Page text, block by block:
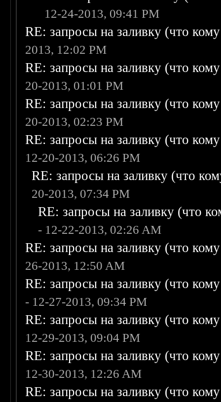
12-24-2013, 09:41 PM
RE: запросы на заливку (что
2013, 12:02 PM
RE: запросы на заливку (что
20-2013, 01:01 PM
RE: запросы на заливку (что
20-2013, 02:23 PM
RE: запросы на заливку (что
12-20-2013, 06:26 PM
RE: запросы на заливку (что
20-2013, 07:34 PM
RE: запросы на заливку (что
- 12-22-2013, 02:26 AM
RE: запросы на заливку (что
26-2013, 12:50 AM
RE: запросы на заливку (что
- 12-27-2013, 09:34 PM
RE: запросы на заливку (что
12-29-2013, 09:04 PM
RE: запросы на заливку (что
12-30-2013, 12:26 AM
RE: запросы на заливку (что